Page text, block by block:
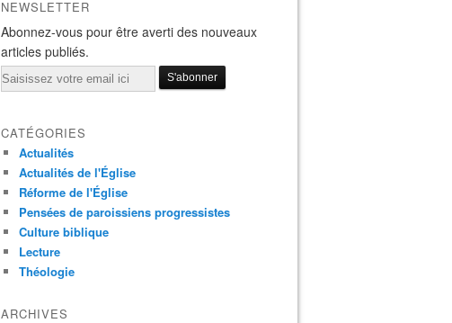
NEWSLETTER
Abonnez-vous pour être averti des nouveaux
articles publiés.
Email
CATÉGORIES
Actualités
Actualités de l'Église
Réforme de l'Église
Pensées de paroissiens progressistes
Culture biblique
Lecture
Théologie
ARCHIVES